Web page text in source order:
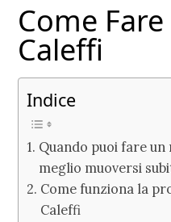
Come
Caleffi
Indice
Quando puoi fare un
meglio muoversi
Come funziona la
Caleffi